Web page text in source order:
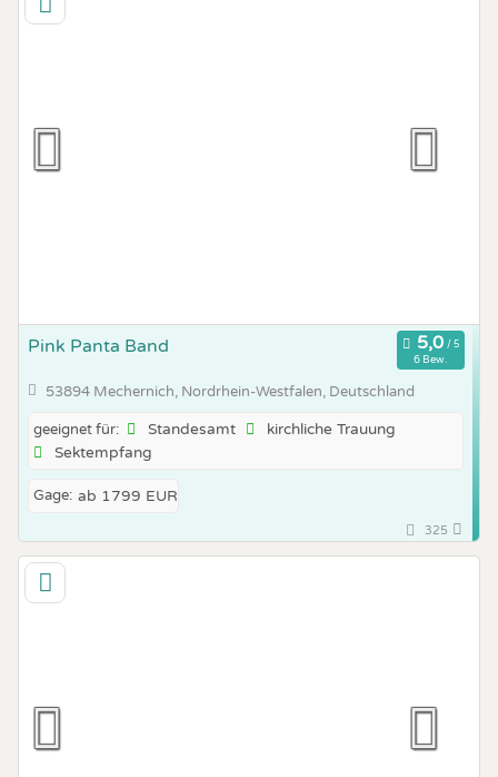
Pink Panta Band
6 Bew.
53894 Mechernich, Nordrhein-Westfalen, Deutschland
geeignet für: Standesamt
kirchliche Trauung
Sektempfang
Gage: ab 1799 EUR
325